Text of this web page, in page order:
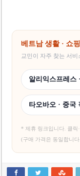
베트남 생활 · 쇼
교민이 자주 찾는 서
알리익스프레스
타오바오 · 중국
* 제휴 링크입니다. 클릭
(구매 가격은 동일합니다